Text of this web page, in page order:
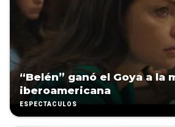
“Belén” ganó el Goya a la
iberoamericana
ESPECTÁCULOS